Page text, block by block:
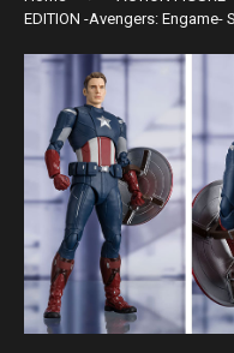
EDITION -Avengers: